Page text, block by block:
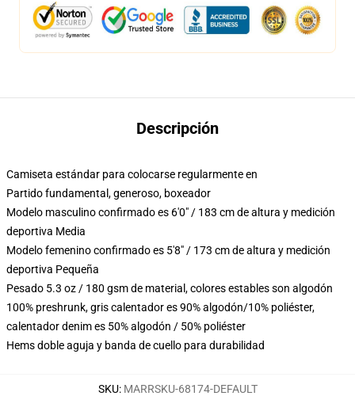
Descripción
Camiseta estándar para colocarse regularmente en
Partido fundamental, generoso, boxeador
Modelo masculino confirmado es 6'0" / 183 cm de altura y medición
deportiva Media
Modelo femenino confirmado es 5'8" / 173 cm de altura y medición
deportiva Pequeña
Pesado 5.3 oz / 180 gsm de material, colores estables son algodón
100% preshrunk, gris calentador es 90% algodón/10% poliéster,
calentador denim es 50% algodón / 50% poliéster
Hems doble aguja y banda de cuello para durabilidad
SKU: MARRSKU-68174-DEFAULT